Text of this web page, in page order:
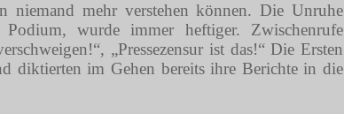
niemand mehr verstehen können. Die Unruhe
wurde immer heftiger. Zwischenrufe
„Pressezensur ist das!“ Die Ersten
diktierten im Gehen bereits ihre Berichte in die